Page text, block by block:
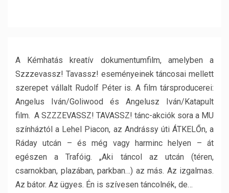
A Kémhatás kreatív dokumentumfilm, amelyben a
Szzzevassz! Tavassz! eseményeinek táncosai mellett
szerepet vállalt Rudolf Péter is. A film társproducerei:
Angelus Iván/Goliwood és Angelusz Iván/Katapult
film. A SZZZEVASSZ! TAVASSZ! tánc-akciók sora a MU
színháztól a Lehel Piacon, az Andrássy úti ÁTKELŐn, a
Ráday utcán – és még vagy harminc helyen – át
egészen a Trafóig. „Aki táncol az utcán (téren,
csarnokban, plazában, parkban…) az más. Az izgalmas.
Az bátor. Az ügyes. Én is szívesen táncolnék, de…